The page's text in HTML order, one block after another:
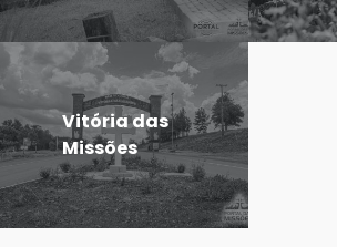
Vitória das
Missões